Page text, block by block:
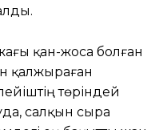
қан-жоса болған
қалжыраған
төріндей
салқын сыра